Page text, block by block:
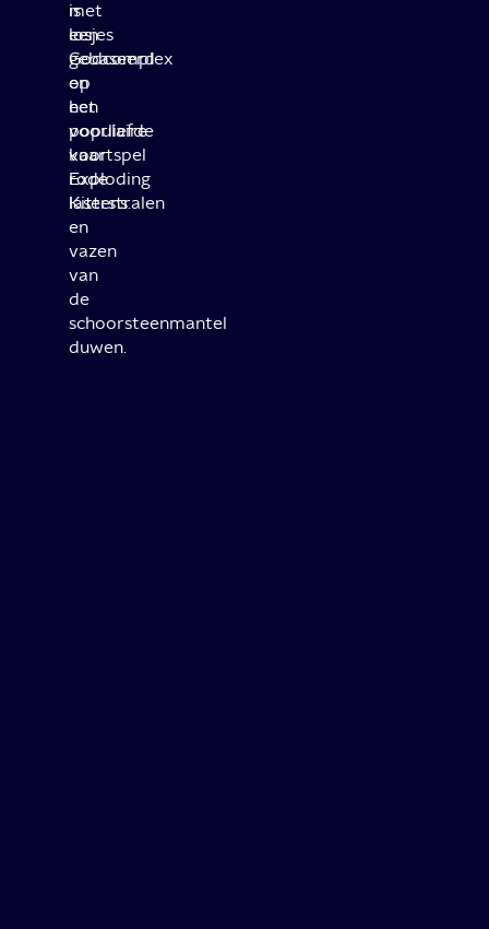
is
losjes
gebaseerd
op
het
populaire
kaartspel
Exploding
Kittens.
met
een
Godcomplex
en
een
voorliefde
voor
rode
laserstralen
en
vazen
van
de
schoorsteenmantel
duwen.